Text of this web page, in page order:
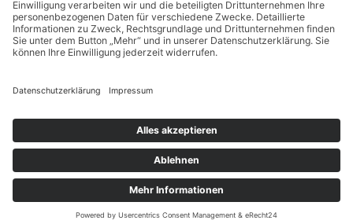
https://www.chess-international.com/
© SV23 Böckingen
Schachverein, 2018-
Impressum
Datenschutzerklärung